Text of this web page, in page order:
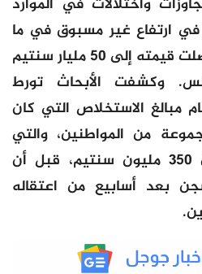
واختلالات في الموارد
في ارتفاع غير مسبوق في ما
بقي استخلاصه، الذي وصلت قيمته إلى 50 مليار سنتيم
وكشفت الأبحاث تورط
مبالغ الاستخلاص التي كان
من المواطنين، والتي
قدرت قيمتها بأكثر من 350 مليون سنتيم، قبل أن
بعد أسابيع من اعتقاله